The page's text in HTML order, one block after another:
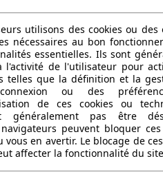
g/km (komb.)
l/100km
l/100km
l/100km
d'information
75 l
utilisons des cookies ou des
nécessaires au bon
essentielles. Ils sont
l'activité de l'utilisateur pour
telles que la définition et la
ou des
de ces cookies ou
pas être
peuvent bloquer ces
en avertir. Le blocage de
affecter la fonctionnalité du